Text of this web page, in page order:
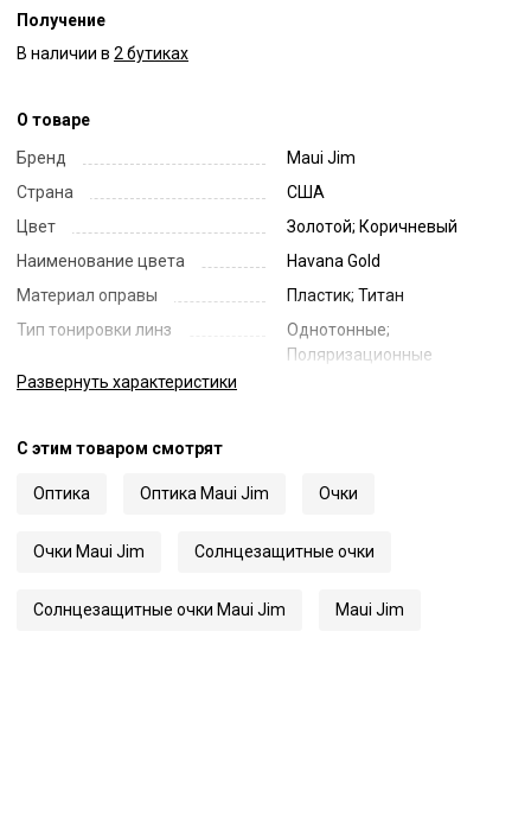
Получение
В наличии в 2 бутиках
О товаре
Бренд
Maui Jim
Страна
США
Цвет
Золотой; Коричневый
Наименование цвета
Havana Gold
Материал оправы
Пластик; Титан
Тип тонировки линз
Однотонные;
Поляризационные
Цвет линз
Диаметр линзы
Ширина переносицы
Код
62517
Развернуть характеристики
С этим товаром смотрят
Оптика Оптика Maui Jim Очки
Очки Maui Jim Солнцезащитные очки
Солнцезащитные очки Maui Jim Maui Jim